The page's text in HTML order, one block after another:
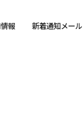
報 新着通知メール